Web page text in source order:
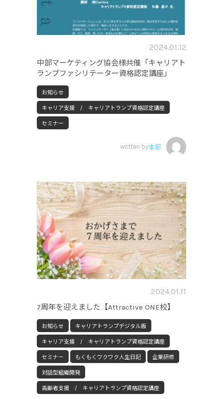
2024.01.12
中部マーケティング協会様共催「キャリアト
ランプファシリテーター資格認定講座」
お知らせ
キャリア支援 / キャリアトランプ資格認定講座
セミナー
written by本部
2024.01.11
7周年を迎えました【Attractive ONE校】
お知らせ キャリアトランプデジタル版
キャリア支援 / キャリアトランプ資格認定講座
セミナー もくもくワクワク人生日記 企業研修
対話型組織開発
高齢者支援 / キャリアトランプ資格認定講座